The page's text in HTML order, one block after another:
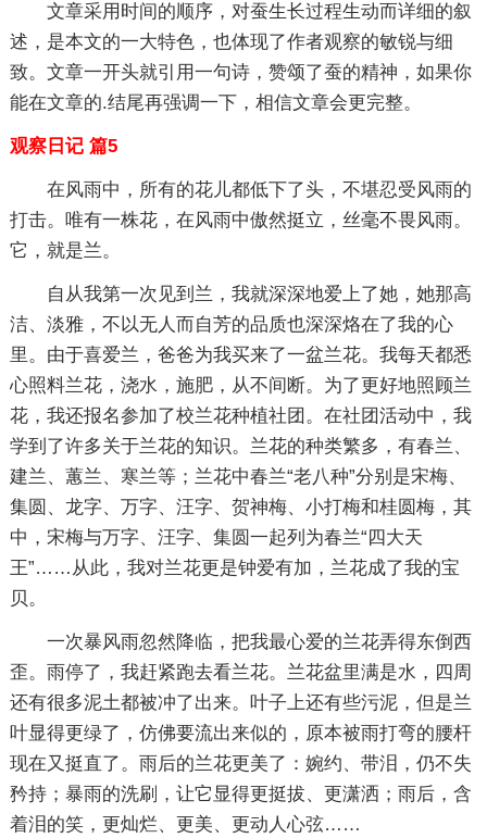
文章采用时间的顺序，对蚕生长过程生动而详细的叙
述，是本文的一大特色，也体现了作者观察的敏锐与细
致。文章一开头就引用一句诗，赞颂了蚕的精神，如果你
能在文章的.结尾再强调一下，相信文章会更完整。
观察日记 篇5
在风雨中，所有的花儿都低下了头，不堪忍受风雨的
打击。唯有一株花，在风雨中傲然挺立，丝毫不畏风雨。
它，就是兰。
自从我第一次见到兰，我就深深地爱上了她，她那高
洁、淡雅，不以无人而自芳的品质也深深烙在了我的心
里。由于喜爱兰，爸爸为我买来了一盆兰花。我每天都悉
心照料兰花，浇水，施肥，从不间断。为了更好地照顾兰
花，我还报名参加了校兰花种植社团。在社团活动中，我
学到了许多关于兰花的知识。兰花的种类繁多，有春兰、
建兰、蕙兰、寒兰等；兰花中春兰“老八种”分别是宋梅、
集圆、龙字、万字、汪字、贺神梅、小打梅和桂圆梅，其
中，宋梅与万字、汪字、集圆一起列为春兰“四大天
王”……从此，我对兰花更是钟爱有加，兰花成了我的宝
贝。
一次暴风雨忽然降临，把我最心爱的兰花弄得东倒西
歪。雨停了，我赶紧跑去看兰花。兰花盆里满是水，四周
还有很多泥土都被冲了出来。叶子上还有些污泥，但是兰
叶显得更绿了，仿佛要流出来似的，原本被雨打弯的腰杆
现在又挺直了。雨后的兰花更美了：婉约、带泪，仍不失
矜持；暴雨的洗刷，让它显得更挺拔、更潇洒；雨后，含
着泪的笑，更灿烂、更美、更动人心弦……